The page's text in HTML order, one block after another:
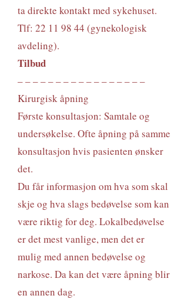
ta direkte kontakt med sykehuset.
Tlf: 22 11 98 44 (gynekologisk
avdeling).
Tilbud
– – – – – – – – – – – – – – – – –
Kirurgisk åpning
Første konsultasjon: Samtale og
undersøkelse. Ofte åpning på samme
konsultasjon hvis pasienten ønsker
det.
Du får informasjon om hva som skal
skje og hva slags bedøvelse som kan
være riktig for deg. Lokalbedøvelse
er det mest vanlige, men det er
mulig med annen bedøvelse og
narkose. Da kan det være åpning blir
en annen dag.